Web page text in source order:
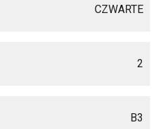
CZWARTE
2
B3